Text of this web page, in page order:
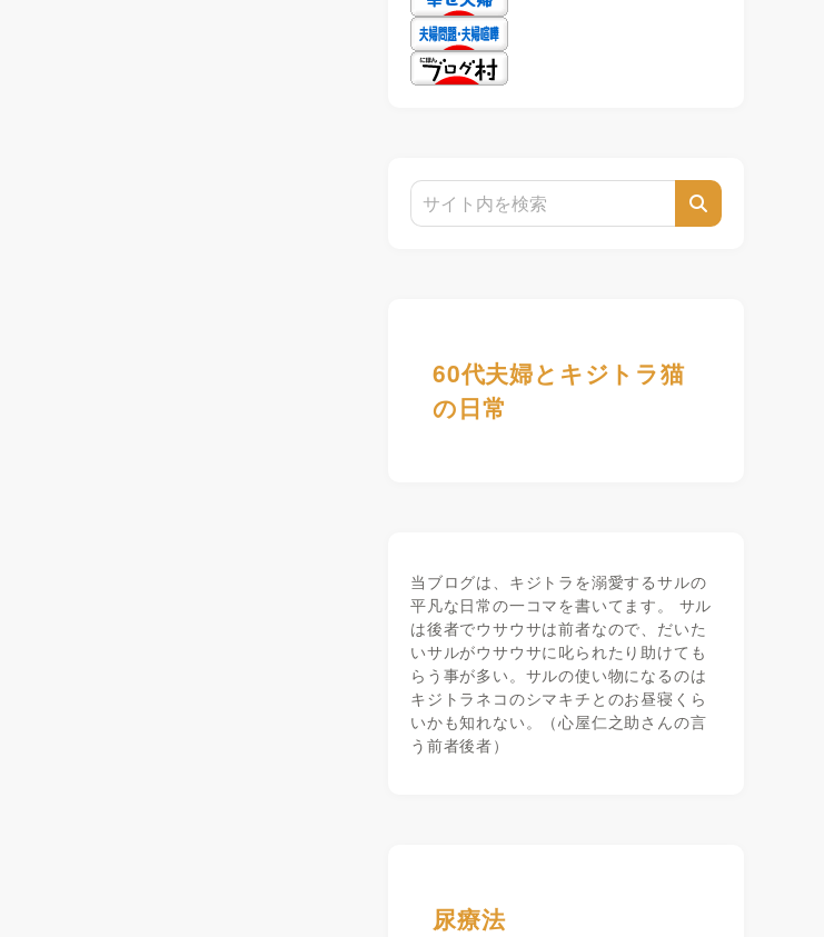
60代夫婦とキジトラ猫
の日常
当ブログは、キジトラを溺愛するサルの
平凡な日常の一コマを書いてます。 サル
は後者でウサウサは前者なので、だいた
いサルがウサウサに叱られたり助けても
らう事が多い。サルの使い物になるのは
キジトラネコのシマキチとのお昼寝くら
いかも知れない。（心屋仁之助さんの言
う前者後者）
尿療法